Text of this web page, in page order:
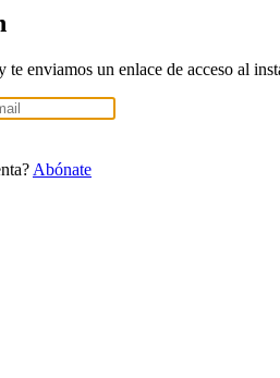
te enviamos un enlace de acceso al
Abónate